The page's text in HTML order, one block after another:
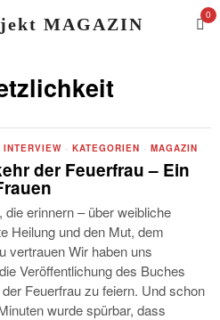
MAGAZIN 0
INTERVIEW · KATEGORIEN · MAGAZIN
der Feuerfrau – Ein
die erinnern – über weibliche
Heilung und den Mut, dem
vertrauen Wir haben uns
Veröffentlichung des Buches
Feuerfrau zu feiern. Und schon
wurde spürbar, dass